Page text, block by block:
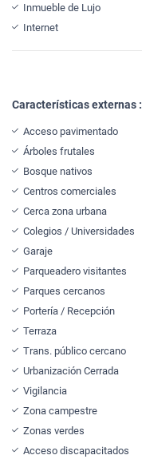
Inmueble de Lujo
Internet
Características externas :
Acceso pavimentado
Árboles frutales
Bosque nativos
Centros comerciales
Cerca zona urbana
Colegios / Universidades
Garaje
Parqueadero visitantes
Parques cercanos
Portería / Recepción
Terraza
Trans. público cercano
Urbanización Cerrada
Vigilancia
Zona campestre
Zonas verdes
Acceso discapacitados